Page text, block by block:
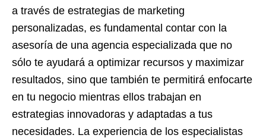
a través de estrategias de marketing
personalizadas, es fundamental contar con la
asesoría de una agencia especializada que no
sólo te ayudará a optimizar recursos y maximizar
resultados, sino que también te permitirá enfocarte
en tu negocio mientras ellos trabajan en
estrategias innovadoras y adaptadas a tus
necesidades. La experiencia de los especialistas